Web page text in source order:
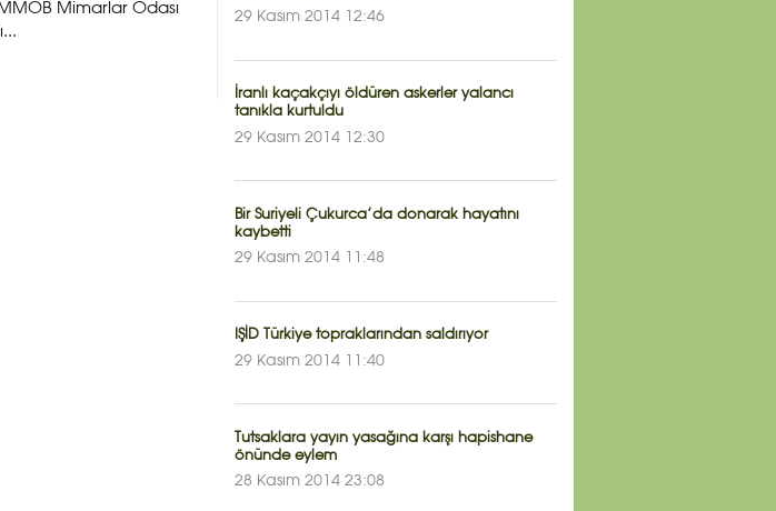
Mimarlar Odası
29 Kasım 2014 12:46
İranlı kaçakçıyı öldüren askerler yalancı
tanıkla kurtuldu
29 Kasım 2014 12:30
Bir Suriyeli Çukurca’da donarak hayatını
kaybetti
29 Kasım 2014 11:48
IŞİD Türkiye topraklarından saldırıyor
29 Kasım 2014 11:40
Tutsaklara yayın yasağına karşı hapishane
önünde eylem
28 Kasım 2014 23:08